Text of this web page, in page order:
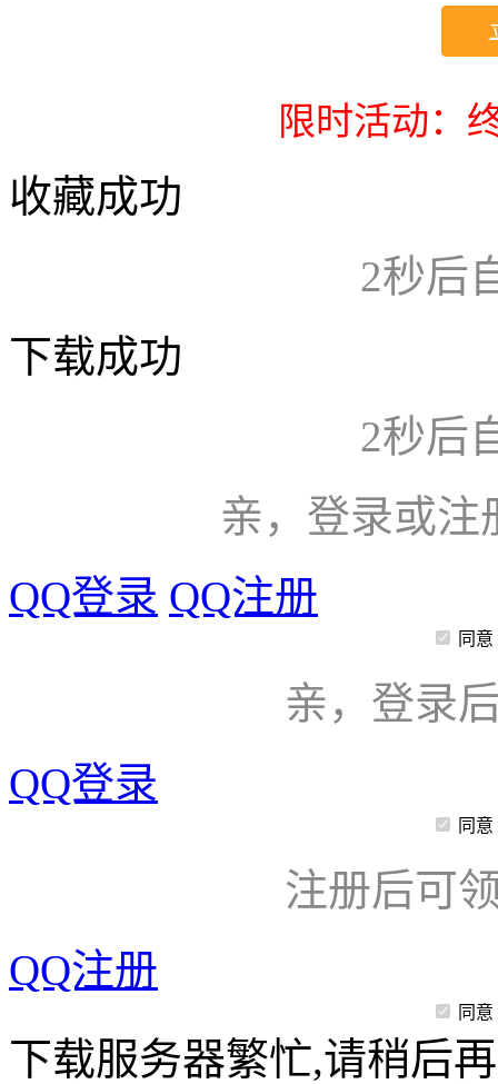
限时活动：
收藏成功
2秒后
下载成功
2秒后
亲，登录或注
QQ登录 QQ注册
同意
亲，登录
QQ登录
同意
注册后可
QQ注册
同意
下载服务器繁忙,请稍后